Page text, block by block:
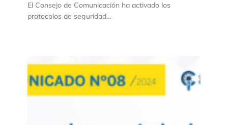
El Consejo de Comunicación ha activado los
protocolos de seguridad…